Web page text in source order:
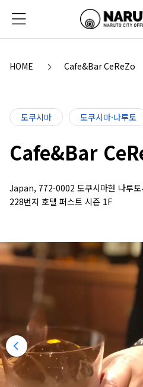
HOME Cafe&Bar CeReZo
도쿠시마 도쿠시마·나루토
Cafe&Bar
Japan, 772-0002 도쿠시마현 나루토
228번지 호텔 퍼스트 시즌 1F